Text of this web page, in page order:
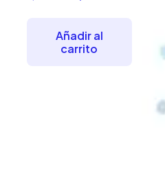
era:
$272.02.
Añadir al
carrito